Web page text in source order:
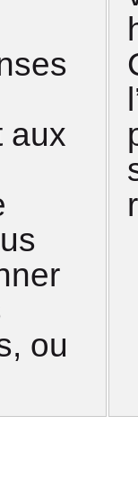
aux
ou